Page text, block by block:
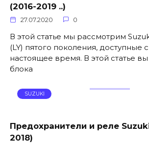
(2016-2019 ..)
27.07.2020 0
В этой статье мы рассмотрим
(LY) пятого поколения, доступные
настоящее время. В этой статье
блока
SUZUKI
Предохранители и реле
2018)